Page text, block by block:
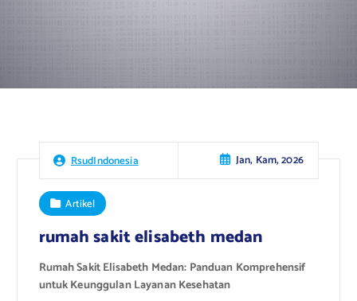
RsudIndonesia Jan, Kam, 2026
Artikel
rumah sakit elisabeth medan
Rumah Sakit Elisabeth Medan: Panduan Komprehensif
untuk Keunggulan Layanan Kesehatan